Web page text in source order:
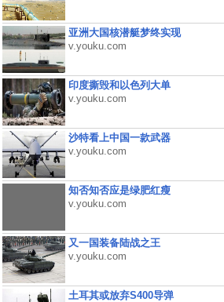
亚洲大国核潜艇梦终实现
v.youku.com
印度撕毁和以色列大单
v.youku.com
沙特看上中国一款武器
v.youku.com
知否知否应是绿肥红瘦
v.youku.com
又一国装备陆战之王
v.youku.com
土耳其或放弃S400导弹